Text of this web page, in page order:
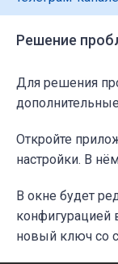
Решение
Для решения
Откройте
настройки. В
В окне будет
конфигурацией
новый ключ со